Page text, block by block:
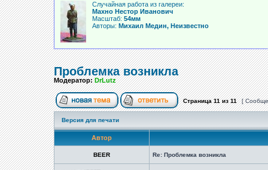
Случайная работа из галереи:
Махно Нестор Иванович
Масштаб: 54мм
Авторы: Михаил Медин, Неизвестно
Проблемка возникла
Модератор:DrLutz
Страница11из11 [
Версия для печати
Автор
BEER Re: Проблемка возникла